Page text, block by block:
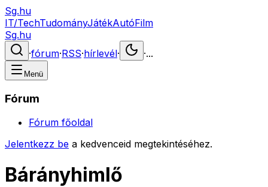
Sg.hu
IT/TechTudományJátékAutóFilm
Sg.hu
·fórum·RSS·hírlevél· ·...
Menü
Fórum
Fórum főoldal
Jelentkezz be a kedvenceid megtekintéséhez.
Bárányhimlő